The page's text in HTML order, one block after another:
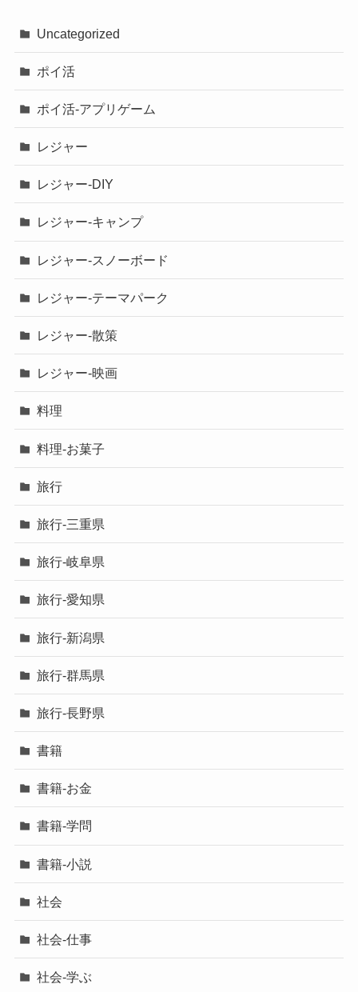
Uncategorized
ポイ活
ポイ活-アプリゲーム
レジャー
レジャー-DIY
レジャー-キャンプ
レジャー-スノーボード
レジャー-テーマパーク
レジャー-散策
レジャー-映画
料理
料理-お菓子
旅行
旅行-三重県
旅行-岐阜県
旅行-愛知県
旅行-新潟県
旅行-群馬県
旅行-長野県
書籍
書籍-お金
書籍-学問
書籍-小説
社会
社会-仕事
社会-学ぶ